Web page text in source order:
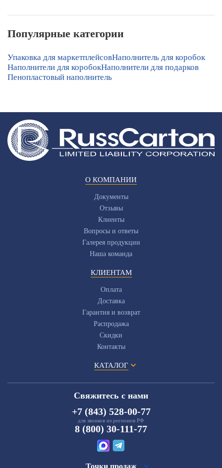
Популярные категории
Упаковка для маркетплейсовНаполнитель для коробок
Наполнители для коробокНаполнители для подарков
Пенопластовый наполнитель
О КОМПАНИИ
Документы
Отзывы
Клиенты
Вопросы и ответы
Галерея продукции
Наша команда
КЛИЕНТАМ
Оплата
Доставка
Гарантия и возврат
Распродажа
Скидки
Контакты
КАТАЛОГ
Свяжитесь с нами
+7 (843) 528-00-77
для звонков из регионов РФ
8 (800) 30-111-77
Точки продаж